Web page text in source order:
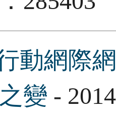
動網際
變 -